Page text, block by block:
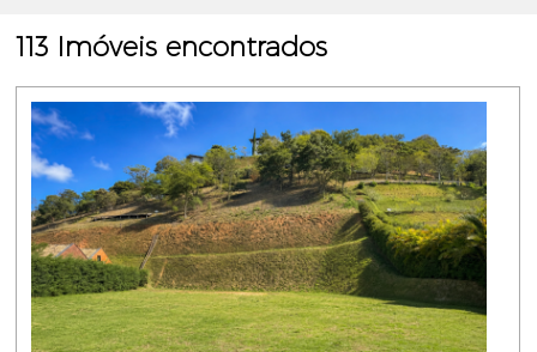
113 Imóveis encontrados